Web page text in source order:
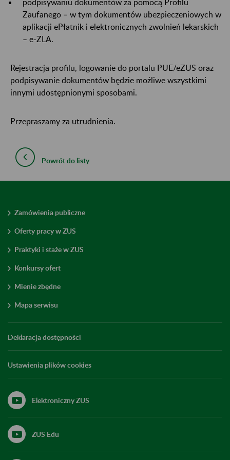
Zaufanego – w tym dokumentów ubezpieczeniowych w
aplikacji ePłatnik i elektronicznych zwolnień lekarskich
– e-ZLA.
Rejestracja profilu, logowanie do portalu PUE/eZUS oraz
podpisywanie dokumentów będzie możliwe wszystkimi
innymi udostępnionymi sposobami.
Przepraszamy za utrudnienia.
Powrót do listy
Zamówienia publiczne
Oferty pracy w ZUS
Praktyki i staże w ZUS
Konkursy ofert
Mienie zbędne
Mapa serwisu
Deklaracja dostępności
Ustawienia plików cookies
Elektroniczny ZUS
ZUS Edu